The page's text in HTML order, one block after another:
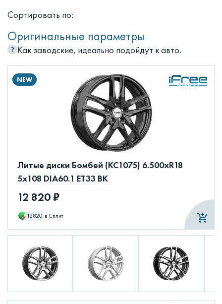
Сортировать по:
Оригинальные параметры
Как заводские, идеально подойдут к авто.
NEW
Литые диски Бомбей (КС1075) 6.500xR18
5x108 DIA60.1 ET33 BK
12 820 ₽
12820 в Сплит